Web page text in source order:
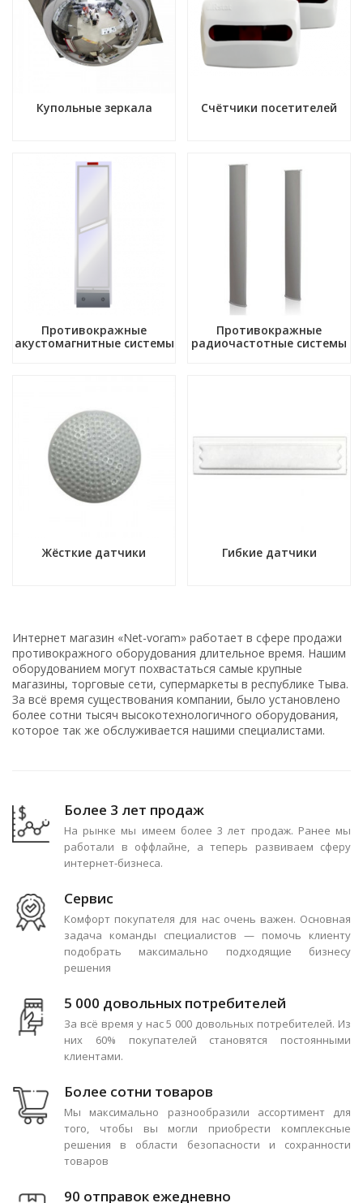
Купольные зеркала Счётчики посетителей
Противокражные
акустомагнитные системы
Противокражные
радиочастотные системы
Жёсткие датчики Гибкие датчики
Интернет магазин «Net-voram» работает в сфере продажи
противокражного оборудования длительное время. Нашим
оборудованием могут похвастаться самые крупные
магазины, торговые сети, супермаркеты в республике Тыва.
За всё время существования компании, было установлено
более сотни тысяч высокотехнологичного оборудования,
которое так же обслуживается нашими специалистами.
Более 3 лет продаж
На рынке мы имеем более 3 лет продаж. Ранее мы
работали в оффлайне, а теперь развиваем сферу
интернет-бизнеса.
Сервис
Комфорт покупателя для нас очень важен. Основная
задача команды специалистов — помочь клиенту
подобрать максимально подходящие бизнесу
решения
5 000 довольных потребителей
За всё время у нас 5 000 довольных потребителей. Из
них 60% покупателей становятся постоянными
клиентами.
Более сотни товаров
Мы максимально разнообразили ассортимент для
того, чтобы вы могли приобрести комплексные
решения в области безопасности и сохранности
товаров
90 отправок ежедневно